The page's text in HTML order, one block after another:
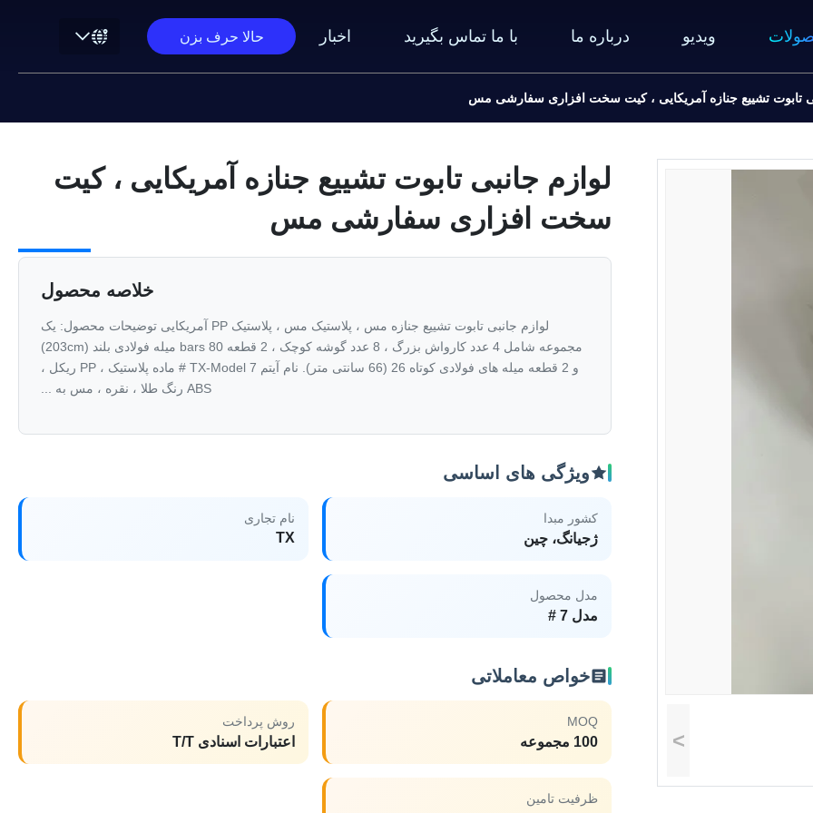
ویدیو درباره ما با ما تماس بگیرید اخبار حالا حرف بزن
تابوت تشییع جنازه آمریکایی ، کیت سخت افزاری سفارشی مس
>
لوازم جانبی تابوت تشییع جنازه آمریکایی ، کیت
سخت افزاری سفارشی مس
خلاصه محصول
لوازم جانبی تابوت تشییع جنازه مس ، پلاستیک مس ، پلاستیک PP آمریکایی توضیحات محصول: یک
مجموعه شامل 4 عدد کارواش بزرگ ، 8 عدد گوشه کوچک ، 2 قطعه 80 bars میله فولادی بلند (203cm)
و 2 قطعه میله های فولادی کوتاه 26 (66 سانتی متر). نام آیتم TX-Model 7 # ماده پلاستیک ، PP ریکل ،
ABS رنگ طلا ، نقره ، مس به ...
ویژگی های اساسی
کشور مبدا
ژجیانگ، چین
نام تجاری
TX
مدل محصول
مدل 7 #
خواص معاملاتی
MOQ
100 مجموعه
روش پرداخت
اعتبارات اسنادی T/T
ظرفیت تامین